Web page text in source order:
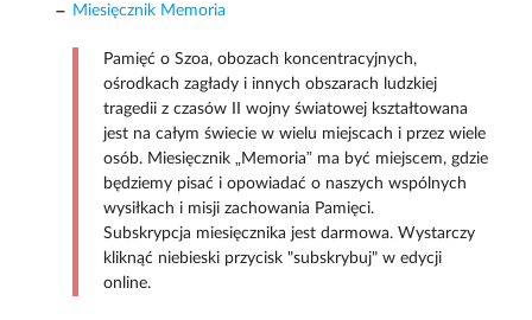
Miesięcznik Memoria
Pamięć o Szoa, obozach koncentracyjnych,
ośrodkach zagłady i innych obszarach ludzkiej
tragedii z czasów II wojny światowej kształtowana
jest na całym świecie w wielu miejscach i przez wiele
osób. Miesięcznik „Memoria” ma być miejscem, gdzie
będziemy pisać i opowiadać o naszych wspólnych
wysiłkach i misji zachowania Pamięci.
Subskrypcja miesięcznika jest darmowa. Wystarczy
kliknąć niebieski przycisk "subskrybuj" w edycji
online.